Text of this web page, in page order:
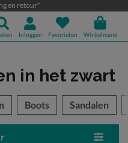
en retour*
Inloggen Favorieten Winkelmand
in het zwart
Boots Sandalen